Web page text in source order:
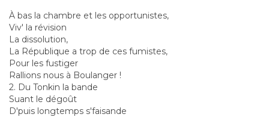
À bas la chambre et les opportunistes,
Viv' la révision
La dissolution,
La République a trop de ces fumistes,
Pour les fustiger
Rallions nous à Boulanger !
2. Du Tonkin la bande
Suant le dégoût
D'puis longtemps s'faisande